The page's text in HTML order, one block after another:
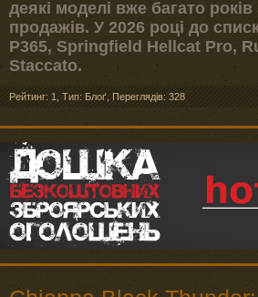
деякі моделі вже багато
продажів. У 2026 році до
P365, Springfield Hellcat Pro,
Staccato.
Рейтинг: 1 Тип: Блоґ Переглядів: 328